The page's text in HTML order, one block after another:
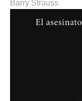
Barry Strauss